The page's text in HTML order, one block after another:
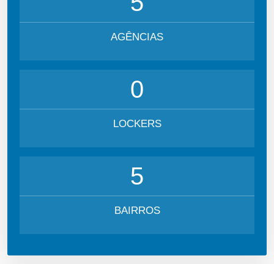
AGÊNCIAS
0
LOCKERS
5
BAIRROS